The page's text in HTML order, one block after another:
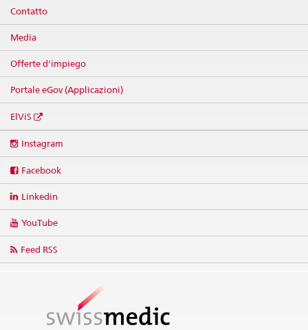
Contatto
Media
Offerte d'impiego
Portale eGov (Applicazioni)
ElViS
media
Instagram
Facebook
Linkedin
YouTube
Feed RSS